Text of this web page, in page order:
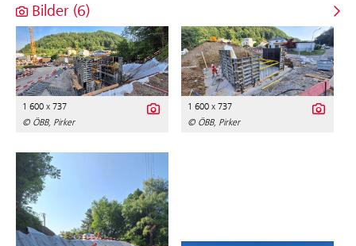
Bilder (6)
1 600 x 737
© ÖBB, Pirker
1 600 x 737
© ÖBB, Pirker